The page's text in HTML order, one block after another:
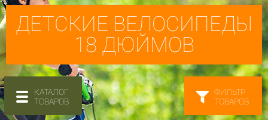
ДЕТСКИЕ ВЕЛОСИПЕДЫ
18 ДЮЙМОВ
КАТАЛОГ
ТОВАРОВ
ФИЛЬТР
ТОВАРОВ